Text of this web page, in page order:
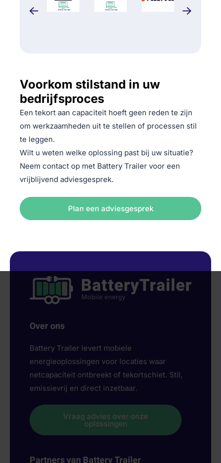
Voorkom stilstand in uw
bedrijfsproces
Een tekort aan capaciteit hoeft geen reden te zijn
om werkzaamheden uit te stellen of processen stil
te leggen.
Wilt u weten welke oplossing past bij uw situatie?
Neem contact op met Battery Trailer voor een
vrijblijvend adviesgesprek.
Plan een adviesgesprek
Over ons
Battery Trailer levert mobiele
energieoplossingen voor locaties waar
netcapaciteit ontbreekt of tekortschiet. Stil,
emissievrij en direct inzetbaar.
Vraag advies over onze
oplossingen
Partners van Battery Trailer